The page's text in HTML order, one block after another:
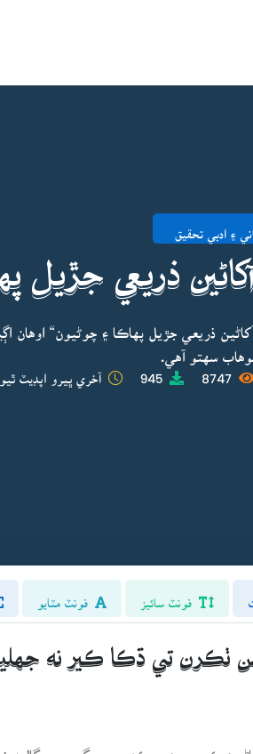
۽ ادبي تحقيق
ذريعي جڙيل
ذريعي جڙيل پهاڪا ۽ چوڻيون“
سهتو آهي.
8747
945 آخري ڀيرو اپڊيٽ ٿيو:
فونٽ سائيز فونٽ مٽايو
ڪچهريءَ ۾ ڪنڀر جي گهر جي ڳالهه